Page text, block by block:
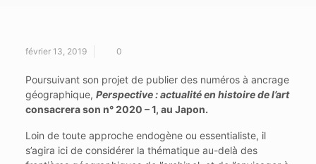
février 13, 2019 0
Poursuivant son projet de publier des numéros à ancrage
géographique, Perspective : actualité en histoire de l’art
consacrera son n° 2020 – 1, au Japon.
Loin de toute approche endogène ou essentialiste, il
s’agira ici de considérer la thématique au-delà des